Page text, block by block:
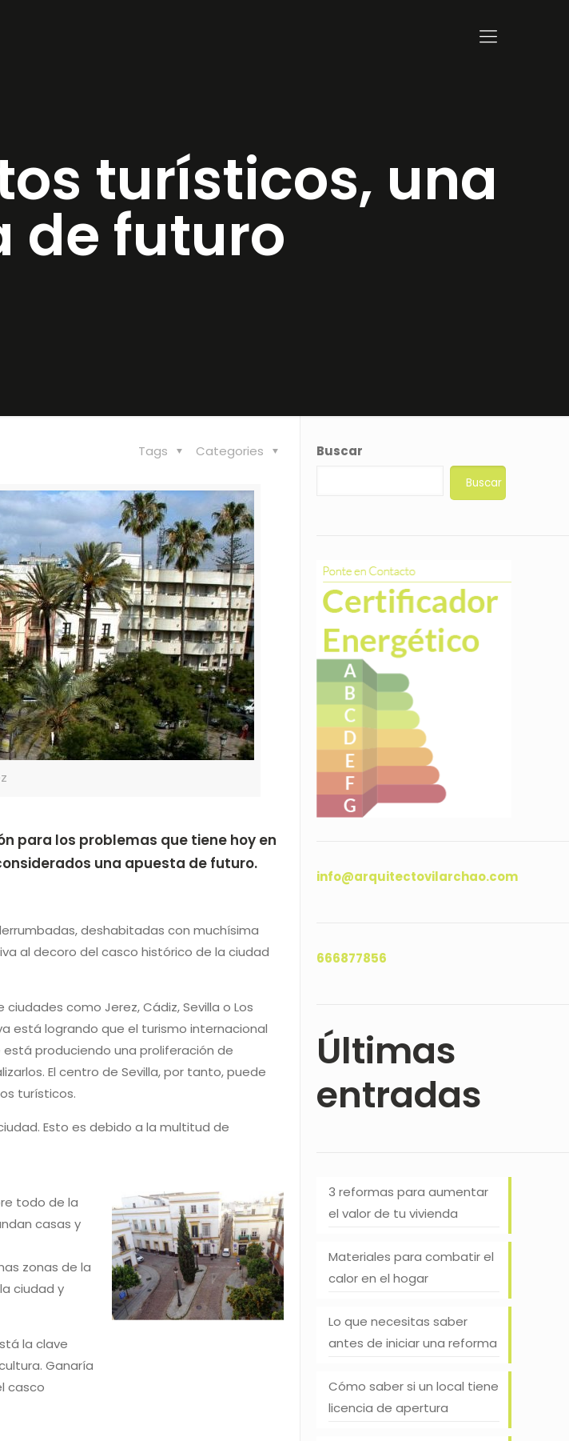
turísticos, una
de futuro
Categories
Tags
para los problemas que tiene hoy en
una apuesta de futuro.
deshabitadas con muchísima
al decoro del casco histórico de la ciudad
como Jerez, Cádiz, Sevilla o Los
está logrando que el turismo internacional
produciendo una proliferación de
El centro de Sevilla, por tanto, puede
turísticos.
Esto es debido a la multitud de
todo de la
casas y
zonas de la
ciudad y
la clave
Ganaría
casco
Buscar
Buscar
info@arquitectovilarchao.com
666877856
Últimas
entradas
3 reformas para aumentar
el valor de tu vivienda
Materiales para combatir el
calor en el hogar
Lo que necesitas saber
antes de iniciar una reforma
Cómo saber si un local tiene
licencia de apertura